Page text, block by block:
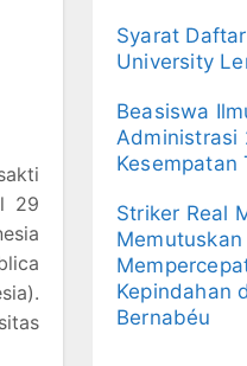
29
Syarat
University
Beasiswa
Administrasi
Kesempatan
Striker Real
Memutuskan
Kepindahan
Bernabéu